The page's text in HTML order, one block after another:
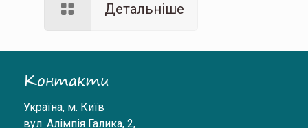
Детальніше
Контакти
Україна, м. Київ
вул. Алімпія Галика, 2,